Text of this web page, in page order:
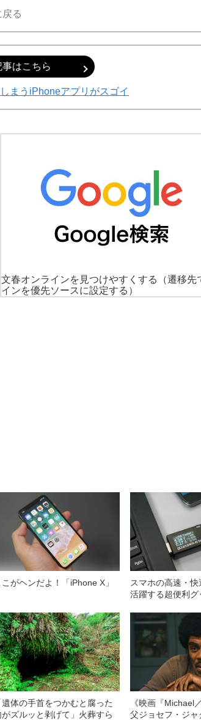
る
はこちら
まうiPhoneアプリがスゴイ
文春オンラインを見つけやすくする
（遷移
インを優先ソースに設定する）
こがヘンだよ！「iPhone X」
スマホの高速・
活躍する超便利
遺体の手首をつかむと腐った
がズルッと剥げて」火葬すら
《映画『Michael
父ジョセフ・ジャ